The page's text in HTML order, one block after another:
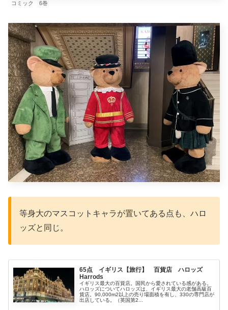
コミック 6巻
等身大のマスコットキャラが置いてある点も、ハロ
ッズと同じ。
65点 イギリス【旅行】 百貨店 ハロッズ
Harrods
イギリス最大の百貨店。国民から愛されている感がある。
ハロッズについてハロッズは、イギリス最大の老舗高級百
貨店。90,000m2以上の売り場面積を有し、330の専門店が
出店している。（英国第2...